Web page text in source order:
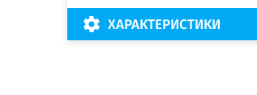
ХАРАКТЕРИСТИКИ